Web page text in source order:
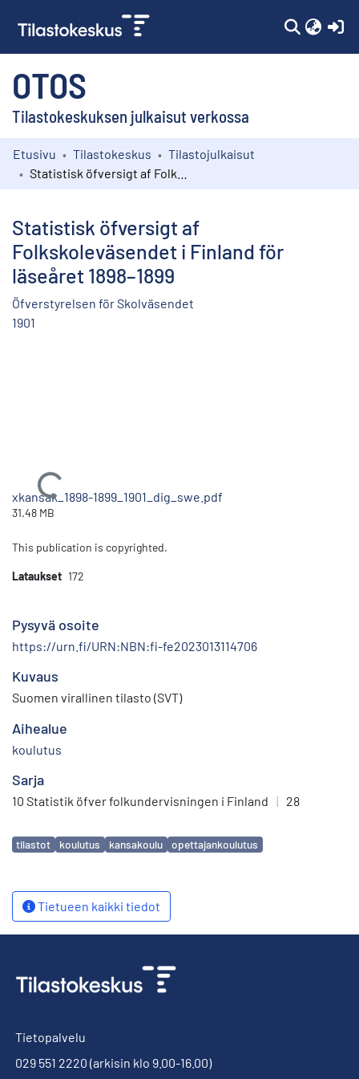
OTOS
Tilastokeskuksen julkaisut verkossa
Kokoelmat
Etusivu Tilastokeskus
Tilastojulkaisut
Statistisk öfversigt af
Folkskoleväsendet i Finland för
läseåret 1898–1899
Öfverstyrelsen för Skolväsendet
1901
Ladataan...
xkansak_1898-1899_1901_dig_swe.pdf
31.48 MB
This publication is copyrighted.
Lataukset 172
Pysyvä osoite
https://urn.fi/URN:NBN:fi-fe2023013114706
Kuvaus
Suomen virallinen tilasto (SVT)
Aihealue
koulutus
Sarja
10 Statistik öfver folkundervisningen i Finland | 28
Avainsanat
tilastot koulutus kansakoulu opettajankoulutus
Tietueen kaikki tiedot
Tietopalvelu
029 551 2220 (arkisin klo 9.00-16.00)